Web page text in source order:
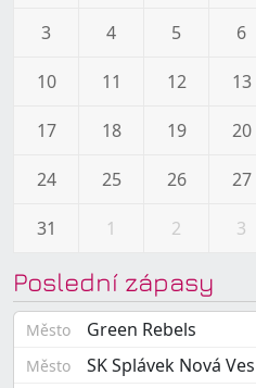
3 4 5 6
10 11 12 13
17 18 19 20
24 25 26 27
31 1 2 3
Poslední zápasy
Město Green Rebels
Město SK Splávek Nová Ves